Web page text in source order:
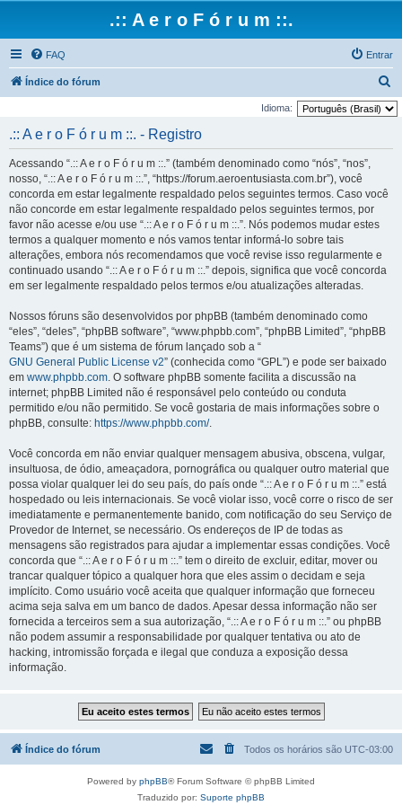
.:: A e r o F ó r u m ::.
FAQ Entrar
Índice do fórum
e
Idioma:
.:: A e r o F ó r u m ::. - Registro
Acessando “.:: A e r o F ó r u m ::.” (também denominado como “nós”, “nos”,
nosso, “.:: A e r o F ó r u m ::.”, “https://forum.aeroentusiasta.com.br”), você
concorda em estar legalmente respaldado pelos seguintes termos. Caso você
não concorde em estar legalmente respaldado pelos seguintes termos, por
favor não acesse e/ou use “.:: A e r o F ó r u m ::.”. Nós podemos mudar estes
termos a qualquer momento e nós vamos tentar informá-lo sobre tais
alterações, embora nós recomendamos que você revise isso regularmente e
continuado usando “.:: A e r o F ó r u m ::.” depois, significa que você concorda
em ser legalmente respaldado pelos termos e/ou atualizações alteradas.
Nossos fóruns são desenvolvidos por phpBB (também denominado como
“eles”, “deles”, “phpBB software”, “www.phpbb.com”, “phpBB Limited”, “phpBB
Teams”) que é um sistema de fórum lançado sob a “
GNU General Public License v2” (conhecida como “GPL”) e pode ser baixado
em www.phpbb.com. O software phpBB somente facilita a discussão na
internet; phpBB Limited não é responsável pelo conteúdo ou conduta
permitido e/ou não permitido. Se você gostaria de mais informações sobre o
phpBB, consulte: https://www.phpbb.com/.
Você concorda em não enviar qualquer mensagem abusiva, obscena, vulgar,
insultuosa, de ódio, ameaçadora, pornográfica ou qualquer outro material que
possa violar qualquer lei do seu país, do país onde “.:: A e r o F ó r u m ::.” está
hospedado ou leis internacionais. Se você violar isso, você corre o risco de ser
imediatamente e permanentemente banido, com notificação do seu Serviço de
Provedor de Internet, se necessário. Os endereços de IP de todas as
mensagens são registrados para ajudar a implementar essas condições. Você
concorda que “.:: A e r o F ó r u m ::.” tem o direito de excluir, editar, mover ou
trancar qualquer tópico a qualquer hora que eles assim o decidam e seja
implícito. Como usuário você aceita que qualquer informação que forneceu
acima seja salva em um banco de dados. Apesar dessa informação não ser
fornecida a terceiros sem a sua autorização, “.:: A e r o F ó r u m ::.” ou phpBB
não podem assumir a responsabilidade por qualquer tentativa ou ato de
hacking, intromissão forçada e ilegal que conduza a exposição dessa
informação.
Índice do fórum Todos os horários são UTC-03:00
Powered by phpBB® Forum Software © phpBB Limited
Traduzido por: Suporte phpBB